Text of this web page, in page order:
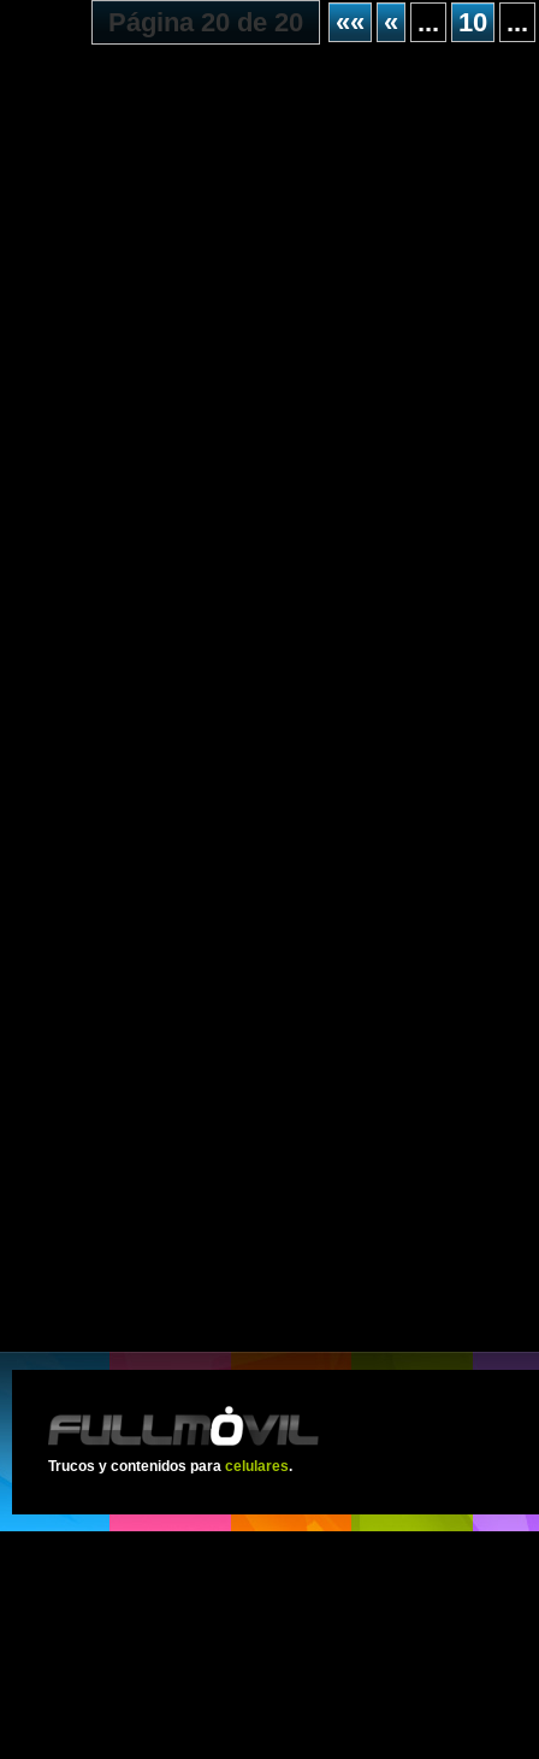
Página 20 de 20 «« « ... 10 ...
Trucos y contenidos para celulares.